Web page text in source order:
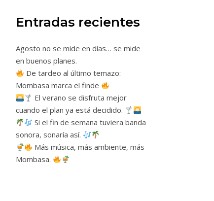
Entradas recientes
Agosto no se mide en días… se mide
en buenos planes.
De tardeo al último temazo:
Mombasa marca el finde
El verano se disfruta mejor
cuando el plan ya está decidido.
Si el fin de semana tuviera banda
sonora, sonaría así.
Más música, más ambiente, más
Mombasa.